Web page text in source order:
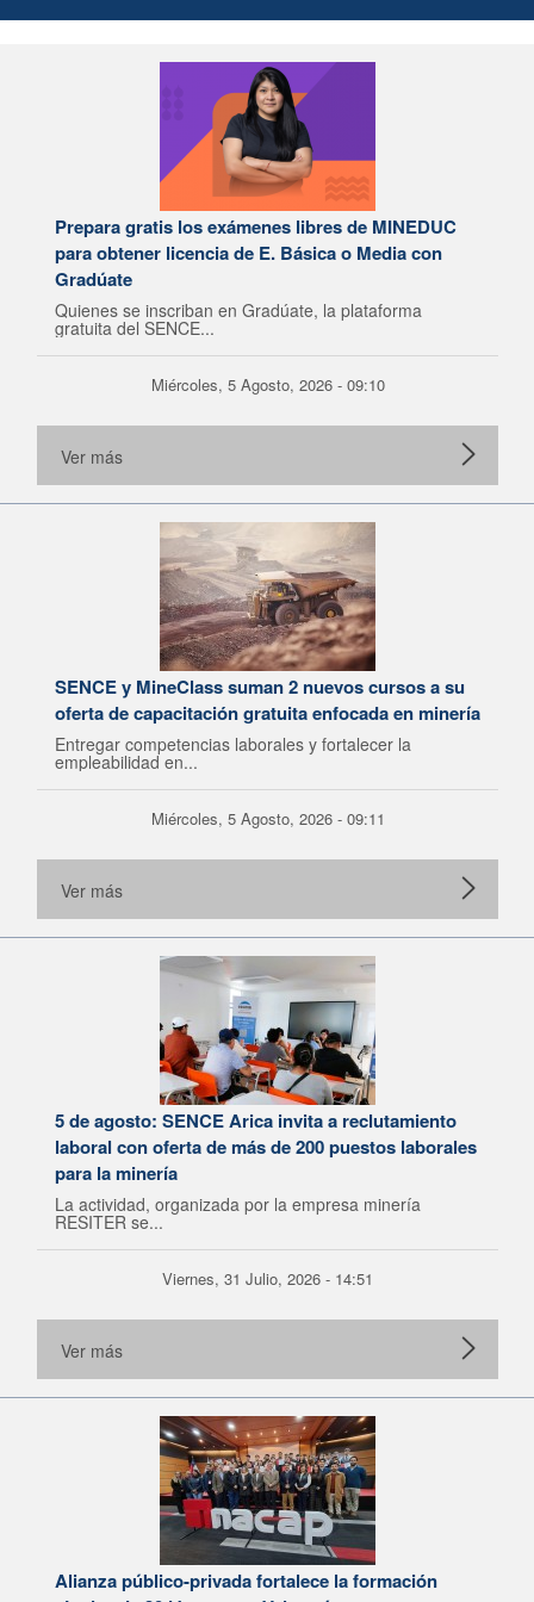
Prepara gratis los exámenes libres de MINEDUC
para obtener licencia de E. Básica o Media con
Gradúate
Quienes se inscriban en Gradúate, la plataforma
gratuita del SENCE...
Miércoles, 5 Agosto, 2026 - 09:10
Ver más
SENCE y MineClass suman 2 nuevos cursos a su
oferta de capacitación gratuita enfocada en minería
Entregar competencias laborales y fortalecer la
empleabilidad en...
Miércoles, 5 Agosto, 2026 - 09:11
Ver más
5 de agosto: SENCE Arica invita a reclutamiento
laboral con oferta de más de 200 puestos laborales
para la minería
La actividad, organizada por la empresa minería
RESITER se...
Viernes, 31 Julio, 2026 - 14:51
Ver más
Alianza público-privada fortalece la formación